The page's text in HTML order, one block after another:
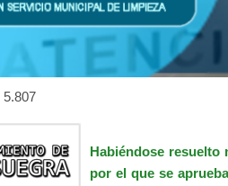
5.807
Habiéndose resuelto
por el que se